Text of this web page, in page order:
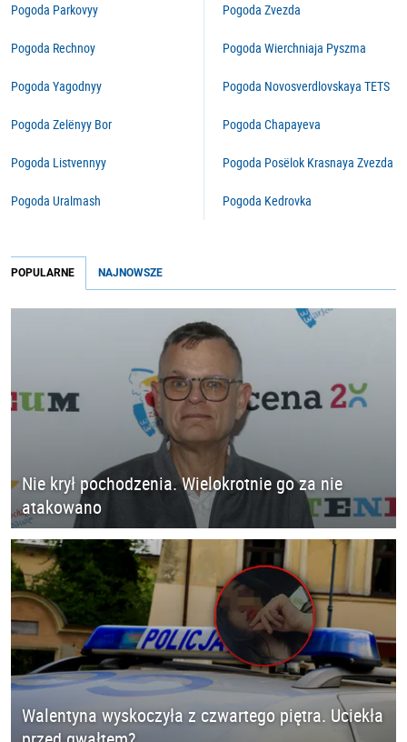
Pogoda Parkovyy
Pogoda Rechnoy
Pogoda Yagodnyy
Pogoda Zelënyy Bor
Pogoda Listvennyy
Pogoda Uralmash
Pogoda Zvezda
Pogoda Wierchniaja Pyszma
Pogoda Novosverdlovskaya TETS
Pogoda Chapayeva
Pogoda Posëlok Krasnaya Zvezda
Pogoda Kedrovka
POPULARNE NAJNOWSZE
Nie krył pochodzenia. Wielokrotnie go za nie
atakowano
Walentyna wyskoczyła z czwartego piętra. Uciekła